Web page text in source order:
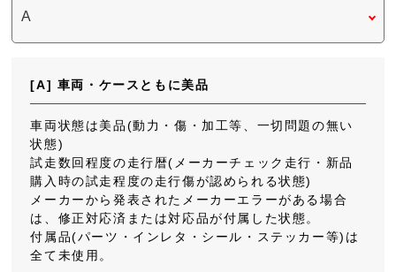
[A] 車両・ケースともに美品
車両状態は美品(動力・傷・加工等、一切問題の無い
状態)
試走数回程度の走行暦(メーカーチェック走行・新品
購入時の試走程度の走行傷が認められる状態)
メーカーから発表されたメーカーエラーがある場合
は、修正対応済または対応品が付属した状態。
付属品(パーツ・インレタ・シール・ステッカー等)は
全て未使用。